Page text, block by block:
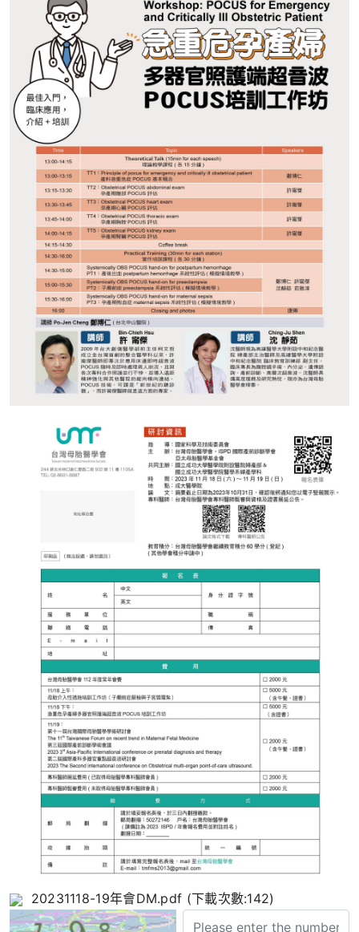
20231118-19年會DM.pdf (下載次數:142)